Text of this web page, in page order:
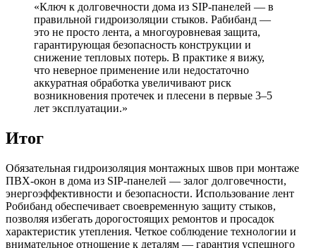
«Ключ к долговечности дома из SIP-панелей — в
правильной гидроизоляции стыков. Рабибанд —
это не просто лента, а многоуровневая защита,
гарантирующая безопасность конструкции и
снижение тепловых потерь. В практике я вижу,
что неверное применение или недостаточно
аккуратная обработка увеличивают риск
возникновения протечек и плесени в первые 3–5
лет эксплуатации.»
Итог
Обязательная гидроизоляция монтажных швов при монтаже
ПВХ-окон в дома из SIP-панелей — залог долговечности,
энергоэффективности и безопасности. Использование лент
Робибанд обеспечивает своевременную защиту стыков,
позволяя избегать дорогостоящих ремонтов и просадок
характеристик утепления. Четкое соблюдение технологии и
внимательное отношение к деталям — гарантия успешного